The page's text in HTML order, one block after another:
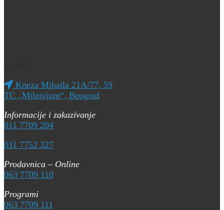
Kneza Mihaila 21A/77, 59
TC „Milenijum“, Beograd
Informacije i zakazivanje
011 7709 204
011 7752 327
Prodavnica – Online
063 7709 110
Programi
063 7709 111